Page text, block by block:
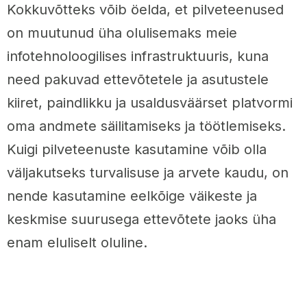
Kokkuvõtteks võib öelda, et pilveteenused
on muutunud üha olulisemaks meie
infotehnoloogilises infrastruktuuris, kuna
need pakuvad ettevõtetele ja asutustele
kiiret, paindlikku ja usaldusväärset platvormi
oma andmete säilitamiseks ja töötlemiseks.
Kuigi pilveteenuste kasutamine võib olla
väljakutseks turvalisuse ja arvete kaudu, on
nende kasutamine eelkõige väikeste ja
keskmise suurusega ettevõtete jaoks üha
enam eluliselt oluline.